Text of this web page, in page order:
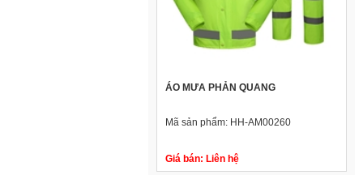
ÁO MƯA PHẢN QUANG
Mã sản phẩm: HH-AM00260
Giá bán: Liên hệ